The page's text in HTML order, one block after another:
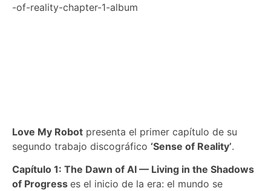
-of-reality-chapter-1-album
Love My Robot presenta el primer capítulo de su
segundo trabajo discográfico ‘Sense of Reality’.
Capítulo 1: The Dawn of AI — Living in the Shadows
of Progress es el inicio de la era: el mundo se